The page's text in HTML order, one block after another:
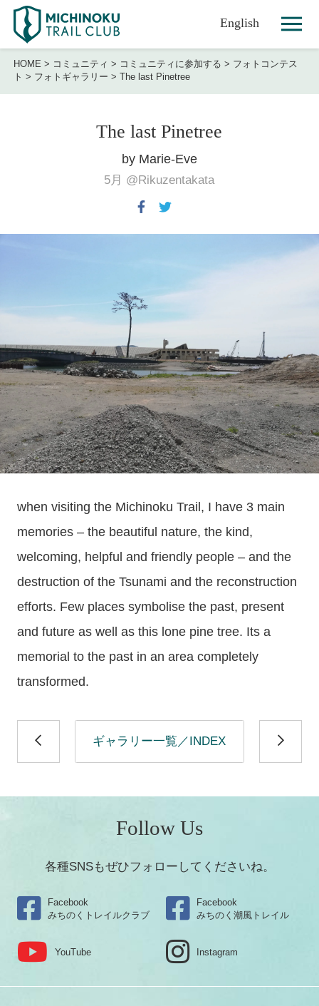
English
HOME > コミュニティ > コミュニティに参加する > フォトコンテス
ト > フォトギャラリー >The last Pinetree
The last Pinetree
by Marie-Eve
5月 @Rikuzentakata
when visiting the Michinoku Trail, I have 3 main
memories – the beautiful nature, the kind,
welcoming, helpful and friendly people – and the
destruction of the Tsunami and the reconstruction
efforts. Few places symbolise the past, present
and future as well as this lone pine tree. Its a
memorial to the past in an area completely
transformed.
ギャラリー一覧／INDEX
Follow Us
各種SNSもぜひフォローしてくださいね。
Facebook
みちのくトレイルクラブ
Facebook
みちのく潮風トレイル
YouTube Instagram